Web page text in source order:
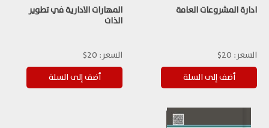
ادارة المشروعات العامة
السعر: 20$
المهارات الادارية في تطوير
الذات
السعر: 20$